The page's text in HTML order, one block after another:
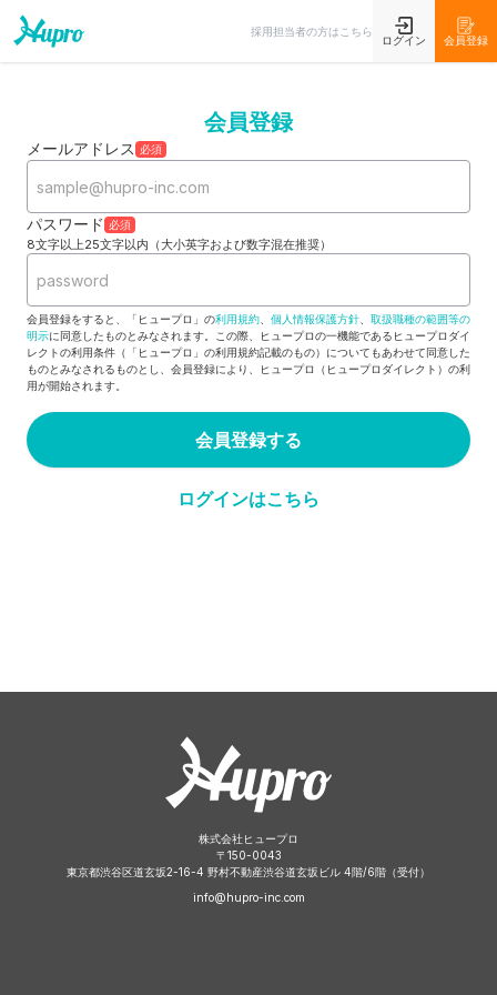
採用担当者の方はこちら
ログイン 会員登録
会員登録
メールアドレス 必須
パスワード 必須
8文字以上25文字以内（大小英字および数字混在推奨）
会員登録をすると、「ヒュープロ」の利用規約 個人情報保護方針
取扱職種の範囲等の
明示に同意したものとみなされます。この際、ヒュープロの一機能であるヒュープロダイ
レクトの利用条件（「ヒュープロ」の利用規約記載のもの）についてもあわせて同意した
ものとみなされるものとし、会員登録により、ヒュープロ（ヒュープロダイレクト）の利
用が開始されます。
会員登録する
ログインはこちら
株式会社ヒュープロ
〒 150-0043
東京都渋谷区道玄坂2-16-4 野村不動産渋谷道玄坂ビル 4階/6階（受付）
info@hupro-inc.com